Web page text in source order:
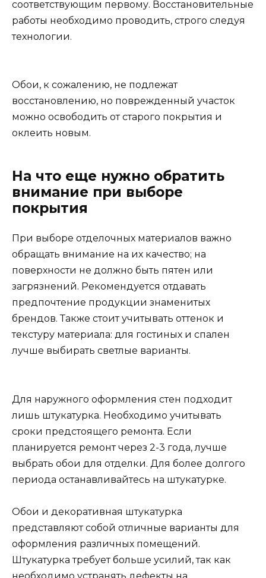
соответствующим первому. Восстановительные
работы необходимо проводить, строго следуя
технологии.
Обои, к сожалению, не подлежат
восстановлению, но поврежденный участок
можно освободить от старого покрытия и
оклеить новым.
На что еще нужно обратить
внимание при выборе
покрытия
При выборе отделочных материалов важно
обращать внимание на их качество; на
поверхности не должно быть пятен или
загрязнений. Рекомендуется отдавать
предпочтение продукции знаменитых
брендов. Также стоит учитывать оттенок и
текстуру материала: для гостиных и спален
лучше выбирать светлые варианты.
Для наружного оформления стен подходит
лишь штукатурка. Необходимо учитывать
сроки предстоящего ремонта. Если
планируется ремонт через 2-3 года, лучше
выбрать обои для отделки. Для более долгого
периода останавливайтесь на штукатурке.
Обои и декоративная штукатурка
представляют собой отличные варианты для
оформления различных помещений.
Штукатурка требует больше усилий, так как